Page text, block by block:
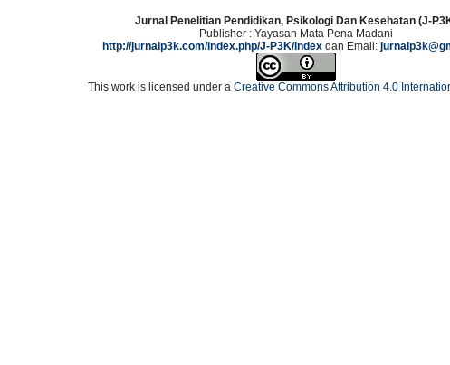
Jurnal Penelitian Pendidikan, Psikologi Dan Kesehatan (J-
Publisher : Yayasan Mata Pena Madani
http://jurnalp3k.com/index.php/J-P3K/indexdan Email:
This work is licensed under a Creative Commons Attribution 4.0